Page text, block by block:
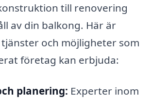
till renovering
av din balkong. Här är
och möjligheter som
företag kan erbjuda:
planering: Experter inom